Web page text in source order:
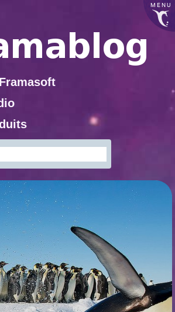
MENU
Framasoft